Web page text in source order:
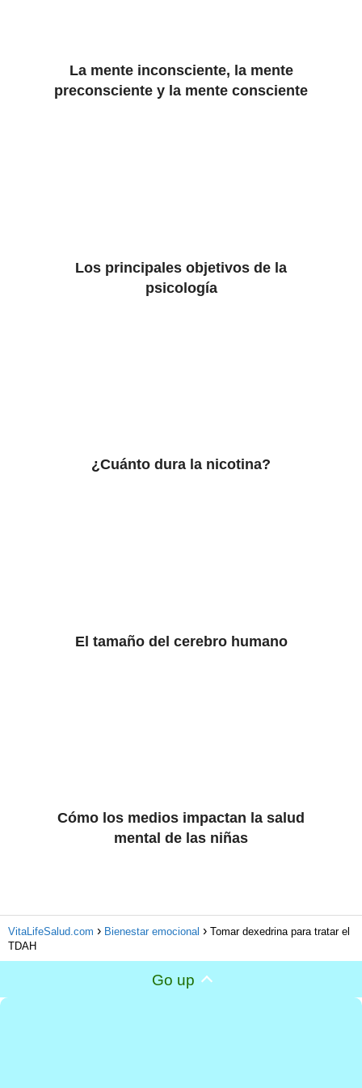
La mente inconsciente, la mente
preconsciente y la mente consciente
Los principales objetivos de la
psicología
¿Cuánto dura la nicotina?
El tamaño del cerebro humano
Cómo los medios impactan la salud
mental de las niñas
VitaLifeSalud.com Bienestar emocional
Tomar dexedrina para tratar el
TDAH
Go up